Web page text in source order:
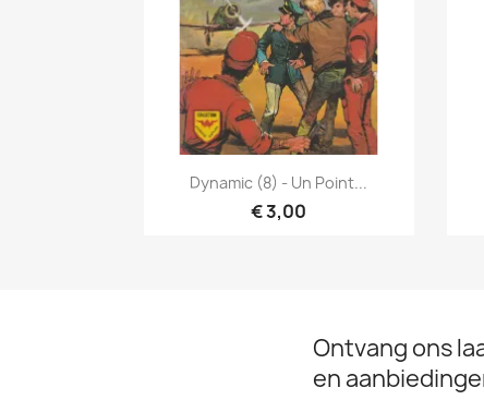
Snel bekijken
Dynamic (8) - Un Point...
€ 3,00
Ontvang ons
en